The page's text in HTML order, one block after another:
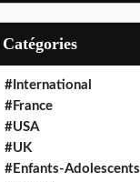
Catégories
#International
#France
#USA
#UK
#Enfants-Adolescents